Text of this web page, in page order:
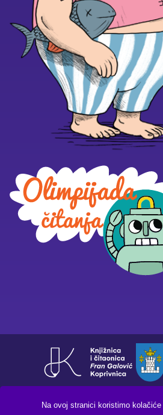
Na ovoj stranici koristimo kolačiće